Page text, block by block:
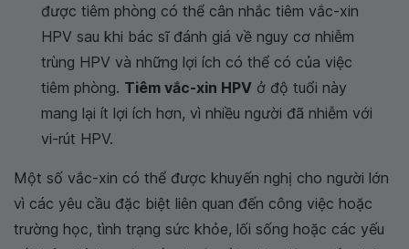
được tiêm phòng có thể cân nhắc tiêm vắc-xin
HPV sau khi bác sĩ đánh giá về nguy cơ nhiễm
trùng HPV và những lợi ích có thể có của việc
tiêm phòng. Tiêm vắc-xin HPV ở độ tuổi này
mang lại ít lợi ích hơn, vì nhiều người đã nhiễm với
vi-rút HPV.
Một số vắc-xin có thể được khuyến nghị cho người lớn
vì các yêu cầu đặc biệt liên quan đến công việc hoặc
trường học, tình trạng sức khỏe, lối sống hoặc các yếu